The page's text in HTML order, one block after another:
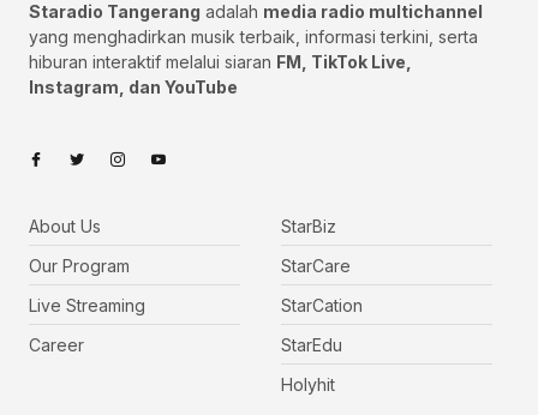
Staradio Tangerang adalah media radio multichannel
yang menghadirkan musik terbaik, informasi terkini, serta
hiburan interaktif melalui siaran FM, TikTok Live,
Instagram, dan YouTube
About Us
Our Program
Live Streaming
Career
StarBiz
StarCare
StarCation
StarEdu
Holyhit